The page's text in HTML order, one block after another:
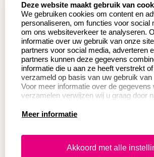
Wederverkoper
worden
Sale
Betaling & Verzending
Veel
Productinformatie:
Instructie voor
Aanleverspecificaties
Deze website maakt gebruik van
We gebruiken cookies om content en
personaliseren, om functies voor social
om ons websiteverkeer te analyseren.
informatie over uw gebruik van onze
partners voor social media, adverteren
partners kunnen deze gegevens
informatie die u aan ze heeft verstrekt
verzameld op basis van uw gebruik
Voor meer informatie over de gegevens
verzamelen verwijzen wij u graag door
Meer informatie
Akkoord met alle